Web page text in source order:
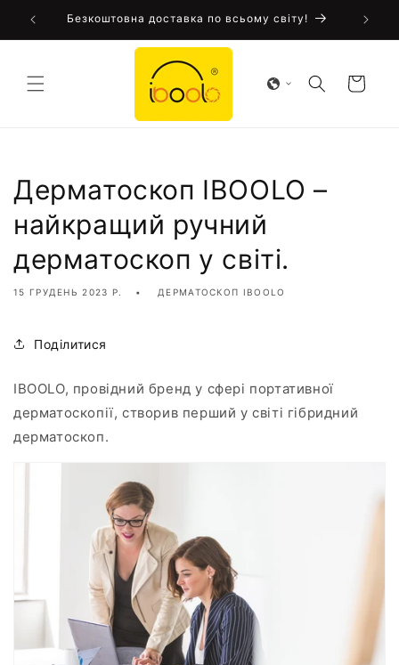
до
змісту
Безкоштовна доставка по всьому світу!
Кошик
Дерматоскоп IBOOLO –
найкращий ручний
дерматоскоп у світі.
15 ГРУДЕНЬ 2023 Р. ДЕРМАТОСКОП IBOOLO
Поділитися
IBOOLO, провідний бренд у сфері портативної
дерматоскопії, створив перший у світі гібридний
дерматоскоп.